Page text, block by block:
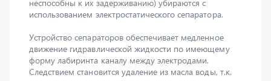
Устройство сепараторов обеспечивает медленное
движение гидравлической жидкости по имеющему
форму лабиринта каналу между электродами.
Следствием становится удаление из масла воды, т.к.
именно вода выступает в качестве электрического
проводника и за счет этого вызывает ослабления